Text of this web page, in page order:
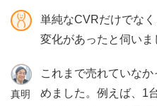
単純なCVRだけでな
変化があったと伺いま
真明
これまで売れていな
めました。例えば、1